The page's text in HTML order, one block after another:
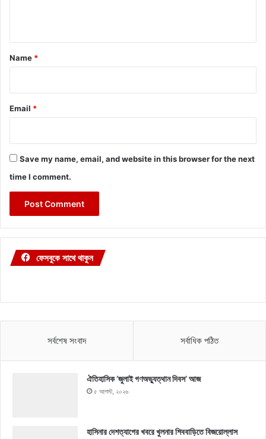
*
Name *
Email *
Save my name, email, and website in this browser for the next
time I comment.
ফেসবুকে সাথে থাকুন
সর্বশেষ সংবাদ সর্বাধিক পঠিত
ঐতিহাসিক ‘জুলাই গণঅভ্যুত্থান দিবস’ আজ
৫ আগস্ট, ২০২৬
হাসিনার দেশত্যাগের খবরে খুলনার শিববাড়িতে বিজয়োল্লাস